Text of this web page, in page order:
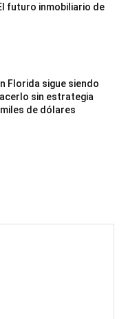
futuro inmobiliario de
Florida sigue siendo
sin estrategia
de dólares